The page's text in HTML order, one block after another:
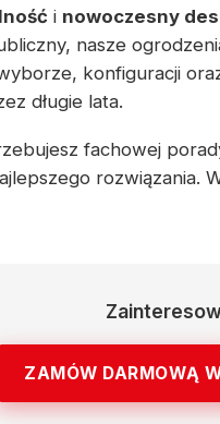
i nowoczesny
nasze
konfiguracji
długie lata.
fachowej
rozwiązania.
ZAMÓW DARMOWĄ